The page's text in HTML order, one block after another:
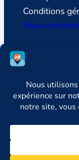
Conditions
Nous
SUIVEZ LA
Facebook